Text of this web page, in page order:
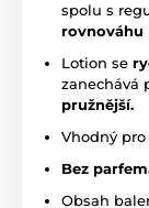
spolu s
rovnováhu
Lotion se
zanechává
pružnější.
Vhodný pro
Bez
Obsah